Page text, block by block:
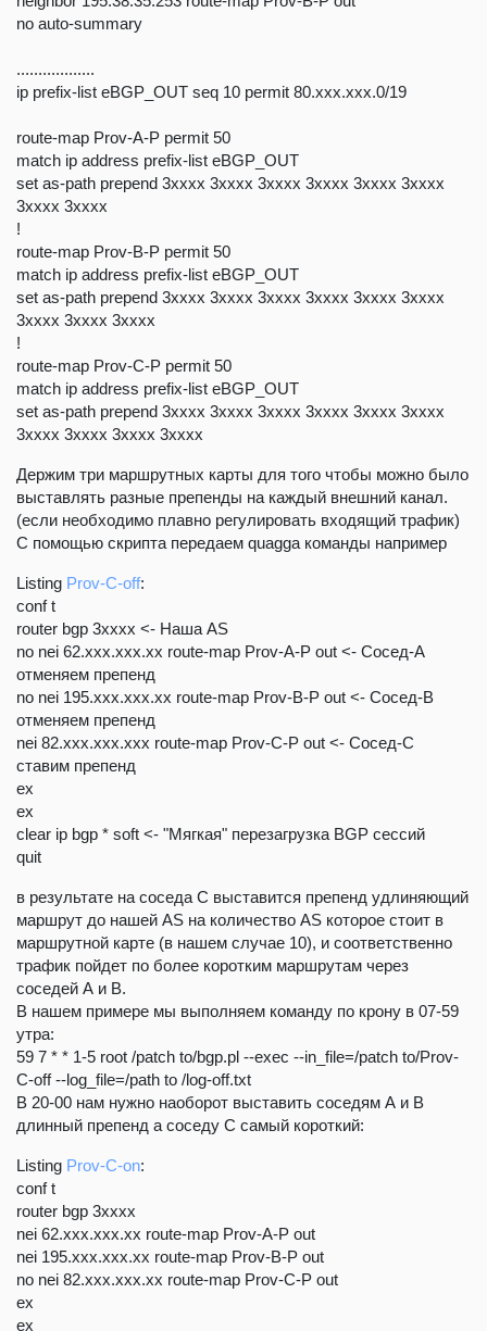
no auto-summary
..................
ip prefix-list eBGP_OUT seq 10 permit 80.xxx.xxx.0/19
route-map Prov-A-P permit 50
match ip address prefix-list eBGP_OUT
set as-path prepend 3xxxx 3xxxx 3xxxx 3xxxx 3xxxx 3xxxx
3xxxx 3xxxx
!
route-map Prov-B-P permit 50
match ip address prefix-list eBGP_OUT
set as-path prepend 3xxxx 3xxxx 3xxxx 3xxxx 3xxxx 3xxxx
3xxxx 3xxxx 3xxxx
!
route-map Prov-C-P permit 50
match ip address prefix-list eBGP_OUT
set as-path prepend 3xxxx 3xxxx 3xxxx 3xxxx 3xxxx 3xxxx
3xxxx 3xxxx 3xxxx 3xxxx
Держим три маршрутных карты для того чтобы можно было
выставлять разные препенды на каждый внешний канал.
(если необходимо плавно регулировать входящий трафик)
С помощью скрипта передаем quagga команды например
Listing Prov-C-off:
conf t
router bgp 3xxxx <- Наша AS
no nei 62.xxx.xxx.xx route-map Prov-A-P out <- Сосед-А
отменяем препенд
no nei 195.xxx.xxx.xx route-map Prov-B-P out <- Сосед-В
отменяем препенд
nei 82.xxx.xxx.xxx route-map Prov-C-P out <- Сосед-С
ставим препенд
ex
ex
clear ip bgp * soft <- "Мягкая" перезагрузка BGP сессий
quit
в результате на соседа С выставится препенд удлиняющий
маршрут до нашей AS на количество AS которое стоит в
маршрутной карте (в нашем случае 10), и соответственно
трафик пойдет по более коротким маршрутам через
соседей А и В.
В нашем примере мы выполняем команду по крону в 07-59
утра:
59 7 * * 1-5 root /patch to/bgp.pl --exec --in_file=/patch to/Prov-
C-off --log_file=/path to /log-off.txt
В 20-00 нам нужно наоборот выставить соседям А и В
длинный препенд а соседу С самый короткий:
Listing Prov-C-on:
conf t
router bgp 3xxxx
nei 62.xxx.xxx.xx route-map Prov-A-P out
nei 195.xxx.xxx.xx route-map Prov-B-P out
no nei 82.xxx.xxx.xx route-map Prov-C-P out
ex
ex